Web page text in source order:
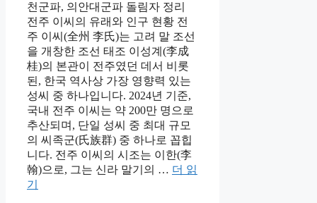
천군파, 의안대군파 돌림자 정리
전주 이씨의 유래와 인구 현황 전
주 이씨(全州 李氏)는 고려 말 조선
을 개창한 조선 태조 이성계(李成
桂)의 본관이 전주였던 데서 비롯
된, 한국 역사상 가장 영향력 있는
성씨 중 하나입니다. 2024년 기준,
국내 전주 이씨는 약 200만 명으로
추산되며, 단일 성씨 중 최대 규모
의 씨족군(氏族群) 중 하나로 꼽힙
니다. 전주 이씨의 시조는 이한(李
翰)으로, 그는 신라 말기의 … 더 읽
기